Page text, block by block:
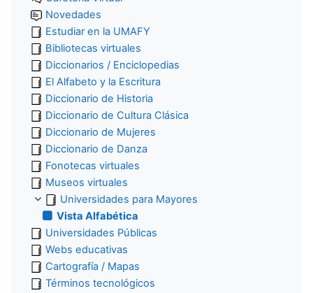
Novedades
Estudiar en la UMAFY
Bibliotecas virtuales
Diccionarios / Enciclopedias
El Alfabeto y la Escritura
Diccionario de Historia
Diccionario de Cultura Clásica
Diccionario de Mujeres
Diccionario de Danza
Fonotecas virtuales
Museos virtuales
Universidades para Mayores
Vista Alfabética
Universidades Públicas
Webs educativas
Cartografía / Mapas
Términos tecnológicos